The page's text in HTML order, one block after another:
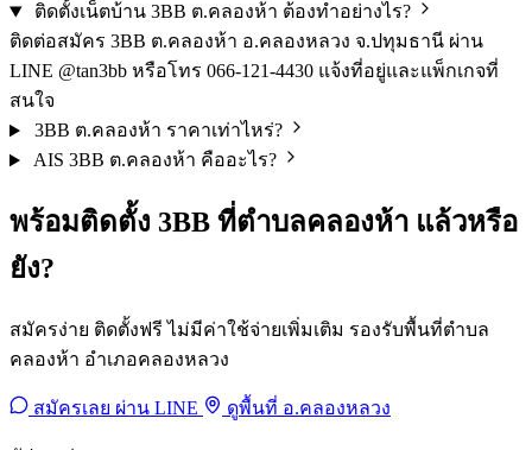
ติดตั้งเน็ตบ้าน 3BB ต.คลองห้า ต้องทำอย่างไร?
ติดต่อสมัคร 3BB ต.คลองห้า อ.คลองหลวง จ.ปทุมธานี ผ่าน
LINE @tan3bb หรือโทร 066-121-4430 แจ้งที่อยู่และแพ็กเกจที่
สนใจ
3BB ต.คลองห้า ราคาเท่าไหร่?
AIS 3BB ต.คลองห้า คืออะไร?
พร้อมติดตั้ง 3BB ที่ตำบลคลองห้า แล้วหรือ
ยัง?
สมัครง่าย ติดตั้งฟรี ไม่มีค่าใช้จ่ายเพิ่มเติม รองรับพื้นที่ตำบล
คลองห้า อำเภอคลองหลวง
สมัครเลย ผ่าน LINE ดูพื้นที่ อ.คลองหลวง